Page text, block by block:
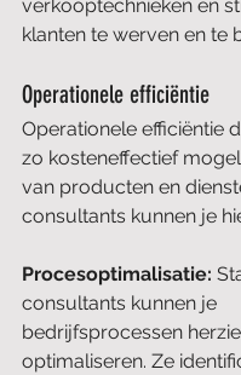
verkooptechnieken en
klanten te werven en te
Operationele efficiëntie
Operationele efficiëntie
zo kosteneffectief
van producten en
consultants kunnen je
Procesoptimalisatie:
consultants kunnen je
bedrijfsprocessen
optimaliseren. Ze